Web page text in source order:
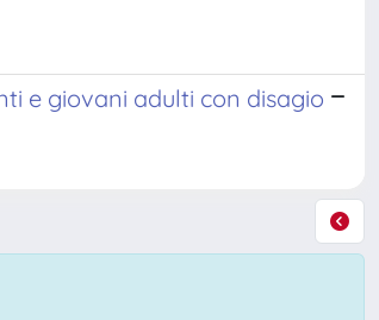
e giovani adulti con disagio